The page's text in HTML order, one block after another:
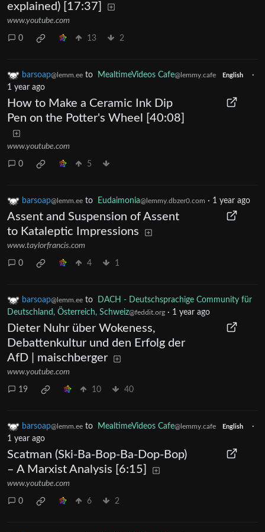
explained) [17:37]
www.youtube.com
0 13 2
barsoap@lemm.ee to MealtimeVideos Cafe@lemmy.cafe English
·
1 year ago
How to Make a Ceramic Ink Dip
Pen on the Potter's Wheel [40:08]
www.youtube.com
0 5
barsoap@lemm.ee to Eudaimonia@lemmy.dbzer0.com · 1 year ago
Assent and Suspension of Assent
to Kataleptic Impressions
www.taylorfrancis.com
0 4 1
barsoap@lemm.ee to
DACH - Deutschsprachige Community für
Deutschland, Österreich, Schweiz@feddit.org · 1 year ago
Dieter Nuhr über Wokeness,
Debattenkultur und den Erfolg der
AfD | maischberger
www.youtube.com
19 10 40
barsoap@lemm.ee to MealtimeVideos Cafe@lemmy.cafe English
·
1 year ago
Scatman (Ski-Ba-Bop-Ba-Dop-Bop)
– A Marxist Analysis [6:15]
www.youtube.com
0 6 2